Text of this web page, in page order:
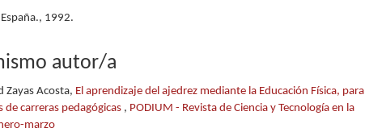
1992.
autor/a
Zayas Acosta, El aprendizaje del ajedrez mediante la Educación Física, para
carreras pedagógicas , PODIUM - Revista de Ciencia y Tecnología en la
marzo